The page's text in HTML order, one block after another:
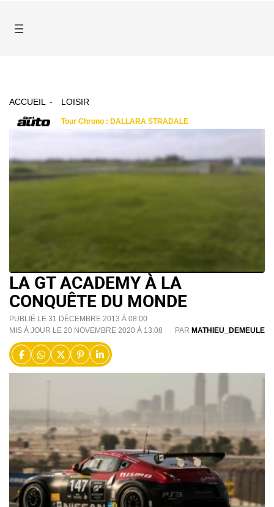
ACCUEIL LOISIR
LA GT ACADEMY À LA
CONQUÊTE DU MONDE
PUBLIÉ LE 31 DÉCEMBRE 2013 À 08:00
MIS À JOUR LE 20 NOVEMBRE 2020 À 13:08
PAR MATHIEU_DEMEULE